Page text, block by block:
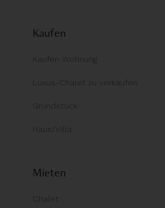
Kaufen
Kaufen Wohnung
Luxus-Chalet zu verkaufen
Grundstück
Haus/Villa
Mieten
Chalet